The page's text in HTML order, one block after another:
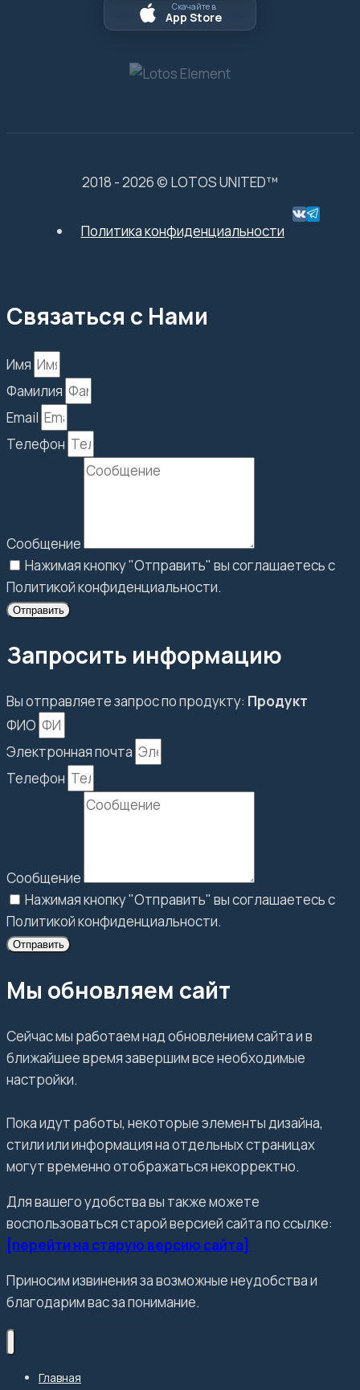
Скачайте в
App Store
2018 - 2026 © LOTOS UNITED™
Политика конфиденциальности
Связаться с Нами
Имя
Фамилия
Email
Телефон
Сообщение
Нажимая кнопку "Отправить" вы соглашаетесь с
Политикой конфиденциальности.
Отправить
Запросить информацию
Вы отправляете запрос по продукту: Продукт
ФИО
Электронная почта
Телефон
Сообщение
Нажимая кнопку "Отправить" вы соглашаетесь с
Политикой конфиденциальности.
Отправить
Мы обновляем сайт
Сейчас мы работаем над обновлением сайта и в
ближайшее время завершим все необходимые
настройки.
Пока идут работы, некоторые элементы дизайна,
стили или информация на отдельных страницах
могут временно отображаться некорректно.
Для вашего удобства вы также можете
воспользоваться старой версией сайта по ссылке:
[перейти на старую версию сайта]
Приносим извинения за возможные неудобства и
благодарим вас за понимание.
Главная